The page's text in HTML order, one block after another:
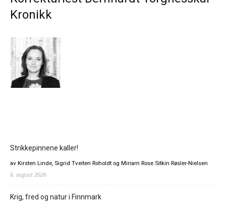
Kronikk
Strikkepinnene kaller!
av Kirsten Linde, Sigrid Tveiten Roholdt og Miriam Rose Sitkin Røsler-Nielsen
6. august 2026
Krig, fred og natur i Finnmark